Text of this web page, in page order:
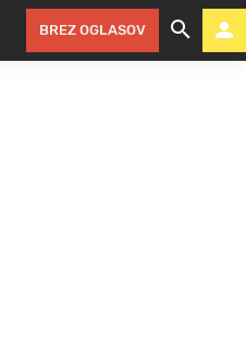
BREZ OGLASOV